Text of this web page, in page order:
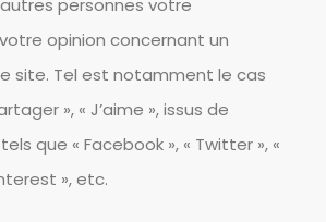
opinion concernant un
site. Tel est notamment le cas
», « J’aime », issus de
que « Facebook », « Twitter », «
», etc.